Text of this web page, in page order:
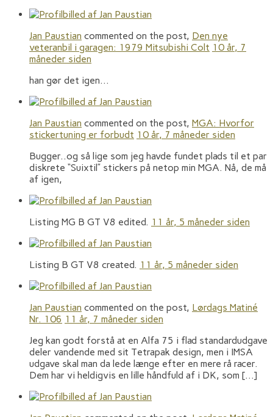
Jan Paustian commented on the post, Den nye
veteranbil i garagen: 1979 Mitsubishi Colt 10 år, 7
måneder siden
han gør det igen…
Jan Paustian commented on the post, MGA: Hvorfor
stickertuning er forbudt 10 år, 7 måneder siden
Bugger..og så lige som jeg havde fundet plads til et par
diskrete “Suixtil” stickers på netop min MGA. Nå, de må
af igen,
Listing MG B GT V8 edited. 11 år, 5 måneder siden
Listing B GT V8 created. 11 år, 5 måneder siden
Jan Paustian commented on the post, Lørdags Matiné
Nr. 106 11 år, 7 måneder siden
Jeg kan godt forstå at en Alfa 75 i flad standardudgave
deler vandende med sit Tetrapak design, men i IMSA
udgave skal man da lede længe efter en mere rå racer.
Dem har vi heldigvis en lille håndfuld af i DK, som […]